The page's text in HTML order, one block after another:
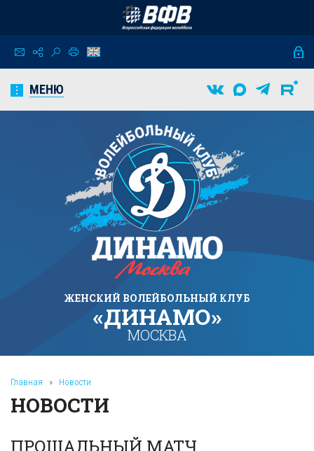
МЕНЮ
ЖЕНСКИЙ ВОЛЕЙБОЛЬНЫЙ КЛУБ
«ДИНАМО»
МОСКВА
Главная » Новости
НОВОСТИ
ПРОЩАЛЬНЫЙ МАТЧ